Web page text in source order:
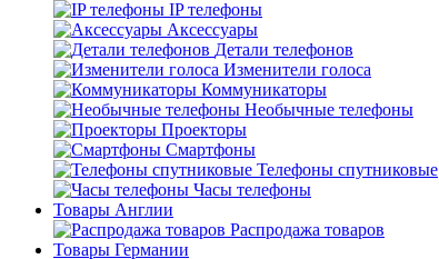
IP телефоны
Аксессуары
Детали телефонов
Изменители голоса
Коммуникаторы
Необычные телефоны
Проекторы
Смартфоны
Телефоны спутниковые
Часы телефоны
Товары Англии
Распродажа товаров
Товары Германии